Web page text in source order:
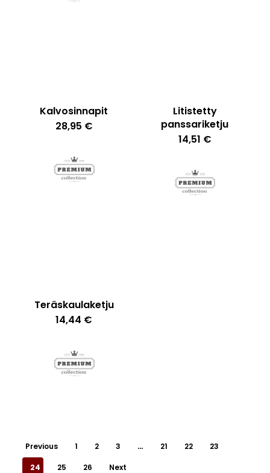
Kalvosinnapit
28,95 €
Litistetty
panssariketju
14,51 €
Teräskaulaketju
14,44 €
Previous 1 2 3 … 21 22 23
24 25 26 Next